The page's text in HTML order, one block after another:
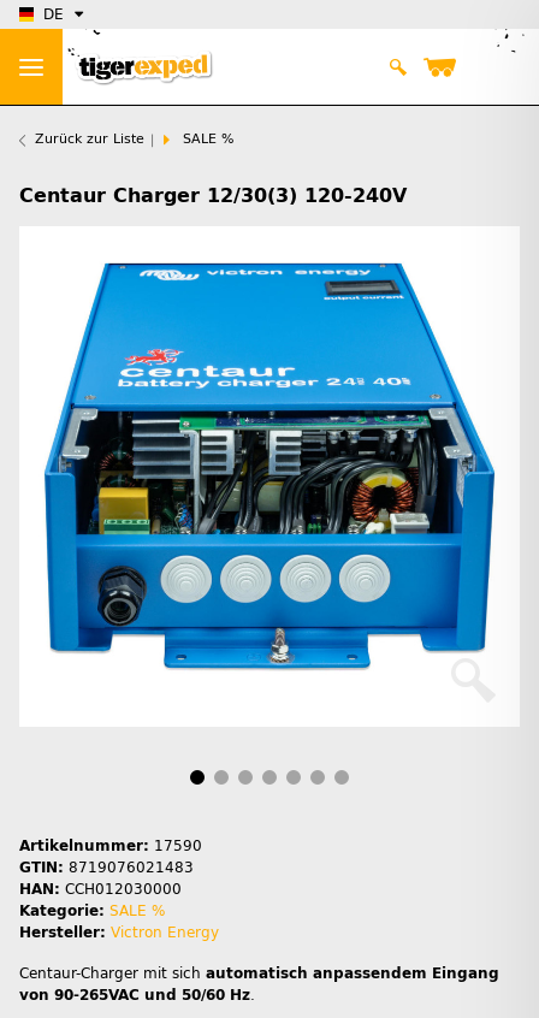
DE
Zurück zur Liste SALE %
Centaur Charger 12/30(3) 120-240V
Artikelnummer: 17590
GTIN: 8719076021483
HAN: CCH012030000
Kategorie: SALE %
Hersteller: Victron Energy
Centaur-Charger mit sich automatisch anpassendem Eingang
von 90-265VAC und 50/60 Hz.